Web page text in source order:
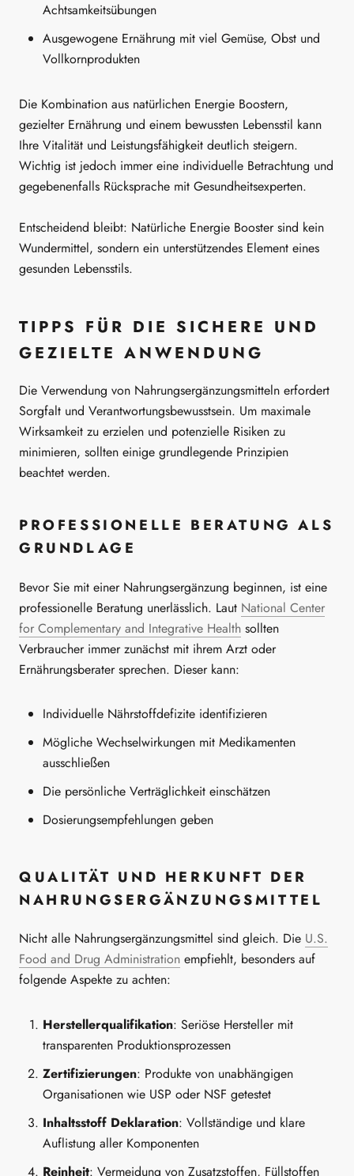
Achtsamkeitsübungen
Ausgewogene Ernährung mit viel Gemüse, Obst und
Vollkornprodukten
Die Kombination aus natürlichen Energie Boostern,
gezielter Ernährung und einem bewussten Lebensstil kann
Ihre Vitalität und Leistungsfähigkeit deutlich steigern.
Wichtig ist jedoch immer eine individuelle Betrachtung und
gegebenenfalls Rücksprache mit Gesundheitsexperten.
Entscheidend bleibt: Natürliche Energie Booster sind kein
Wundermittel, sondern ein unterstützendes Element eines
gesunden Lebensstils.
TIPPS FÜR DIE SICHERE UND
GEZIELTE ANWENDUNG
Die Verwendung von Nahrungsergänzungsmitteln erfordert
Sorgfalt und Verantwortungsbewusstsein. Um maximale
Wirksamkeit zu erzielen und potenzielle Risiken zu
minimieren, sollten einige grundlegende Prinzipien
beachtet werden.
PROFESSIONELLE BERATUNG ALS
GRUNDLAGE
Bevor Sie mit einer Nahrungsergänzung beginnen, ist eine
professionelle Beratung unerlässlich. Laut National Center
for Complementary and Integrative Health sollten
Verbraucher immer zunächst mit ihrem Arzt oder
Ernährungsberater sprechen. Dieser kann:
Individuelle Nährstoffdefizite identifizieren
Mögliche Wechselwirkungen mit Medikamenten
ausschließen
Die persönliche Verträglichkeit einschätzen
Dosierungsempfehlungen geben
QUALITÄT UND HERKUNFT DER
NAHRUNGSERGÄNZUNGSMITTEL
Nicht alle Nahrungsergänzungsmittel sind gleich. Die U.S.
Food and Drug Administration empfiehlt, besonders auf
folgende Aspekte zu achten:
Herstellerqualifikation: Seriöse Hersteller mit
transparenten Produktionsprozessen
Zertifizierungen: Produkte von unabhängigen
Organisationen wie USP oder NSF getestet
Inhaltsstoff Deklaration: Vollständige und klare
Auflistung aller Komponenten
Reinheit: Vermeidung von Zusatzstoffen, Füllstoffen